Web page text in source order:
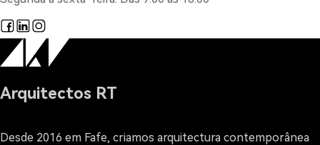
Arquitectos RT
Desde 2016 em Fafe, criamos arquitectura contemporânea